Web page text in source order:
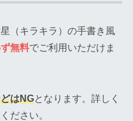
（キラキラ）の手書き風
無料でご利用いただけま
はNGとなります。詳しく
ださい。